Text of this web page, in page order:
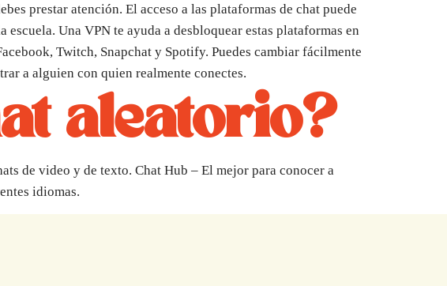
prestar atención. El acceso a las plataformas de chat puede
Una VPN te ayuda a desbloquear estas plataformas en
Twitch, Snapchat y Spotify. Puedes cambiar fácilmente
a alguien con quien realmente conectes.
aleatorio?
de video y de texto. Chat Hub – El mejor para conocer a
idiomas.